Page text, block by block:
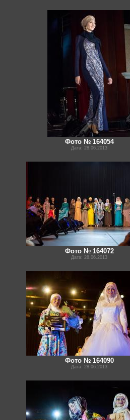
Фото № 164054
Дата: 28.06.2013
Фото № 164072
Дата: 28.06.2013
Фото № 164090
Дата: 28.06.2013